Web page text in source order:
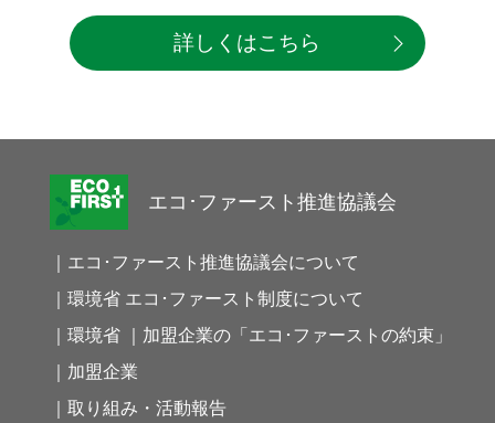
詳しくはこちら
エコ･ファースト推進協議会
｜エコ･ファースト推進協議会について
｜環境省 エコ･ファースト制度について
｜環境省 ｜加盟企業の「エコ･ファーストの約束」
｜加盟企業
｜取り組み・活動報告